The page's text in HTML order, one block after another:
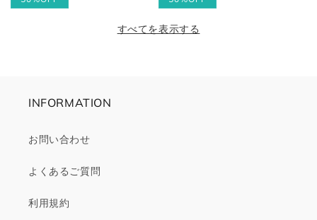
格
価
すべてを表示する
INFORMATION
お問い合わせ
よくあるご質問
利用規約